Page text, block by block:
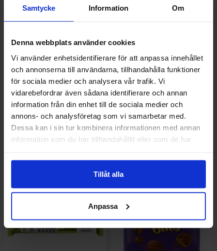
Samtycke Information Om
Denna webbplats använder cookies
Vi använder enhetsidentifierare för att anpassa innehållet
och annonserna till användarna, tillhandahålla funktioner
för sociala medier och analysera vår trafik. Vi
vidarebefordrar även sådana identifierare och annan
information från din enhet till de sociala medier och
annons- och analysföretag som vi samarbetar med.
Dessa kan i sin tur kombinera informationen med annan
information som du har tillhandahållit eller som de har
Tillåt alla
Anpassa
Cadbury Dairy Milk 4-Pack
108g
44.90 kr/stk
Kjøp
Lion Brownie Style 40g
14.90 kr/stk
Kjøp